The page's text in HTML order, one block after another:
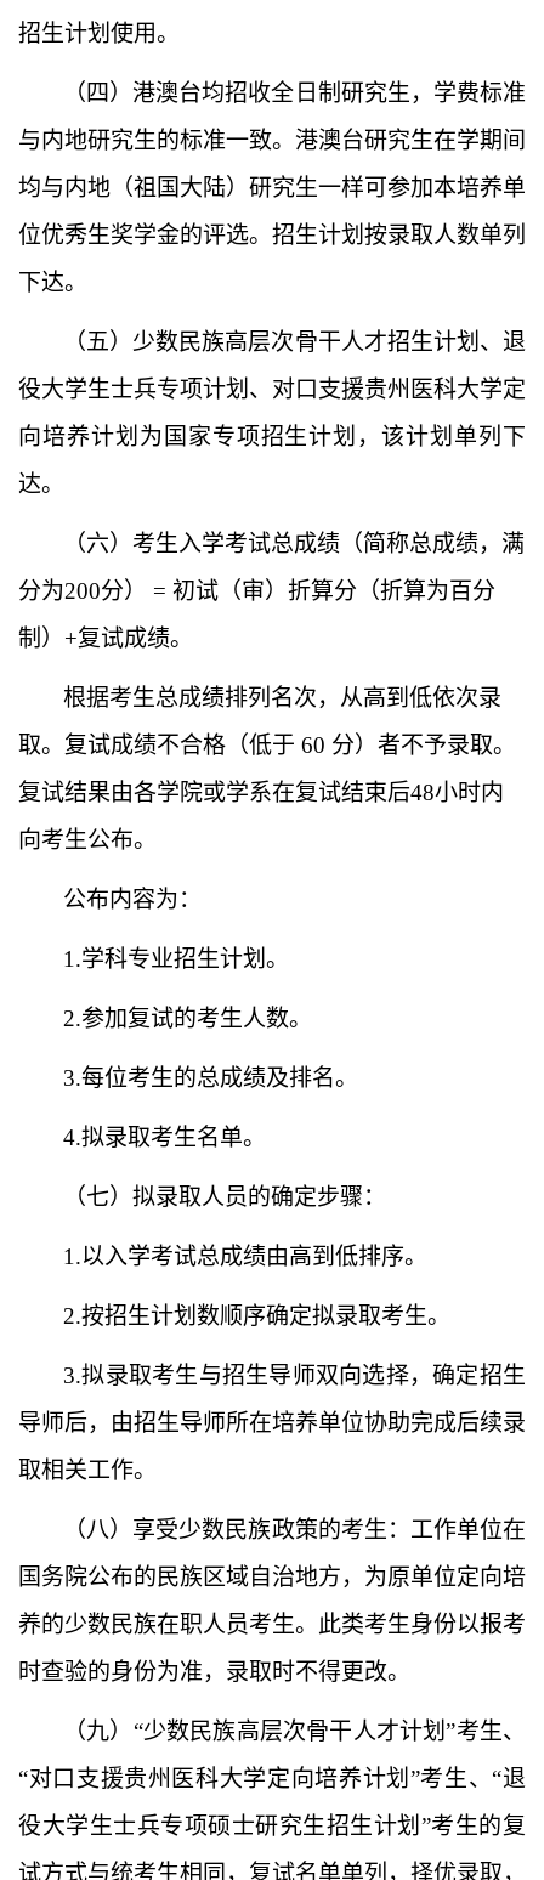
招生计划使用。
（四）港澳台均招收全日制研究生，学费标准
与内地研究生的标准一致。港澳台研究生在学期间
均与内地（祖国大陆）研究生一样可参加本培养单
位优秀生奖学金的评选。招生计划按录取人数单列
下达。
（五） 少数民族高层次骨干人才招生计划、 退
役大学生士兵专项计划、对口支援贵州医科大学定
向培养计划 为国家专项招生计划，该计划单列下
达。
（六） 考生入学考试总成绩（简称总成绩，满
分为200分） = 初试（审）折算分 （折算为百分
制） +复试成绩。
根据考生总成绩排列名次，从高到低依次录
取。复试成绩不合格（低于 60 分）者不予录取。
复试结果由各学院或学系在复试结束后48小时内
向考生公布。
公布内容为：
1.学科专业招生计划。
2.参加复试的考生人数。
3.每位考生的总成绩及排名。
4.拟录取考生名单。
（七） 拟录取人员的确定步骤：
1.以入学考试总成绩由高到低排序。
2.按招生计划数顺序确定拟录取考生。
3.拟录取考生与招生导师双向选择，确定招生
导师后，由招生导师所在培养单位协助完成后续录
取相关工作。
（八） 享受少数民族政策的考生：工作单位在
国务院公布的民族区域自治地方，为原单位定向培
养的少数民族在职人员考生。 此类考生身份以报考
时查验的身份为准，录取时不得更改。
（九） “少数民族高层次骨干人才计划”考生、
“对口支援贵州医科大学定向培养计划 ”考生、 “退
役大学生士兵专项硕士研究生招生计划”考生的复
试方式与统考生相同，复试名单单列，择优录取，